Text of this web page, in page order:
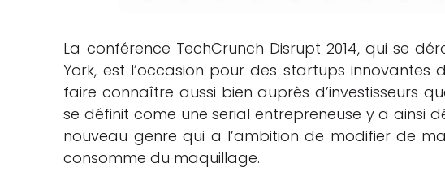
La conférence TechCrunch Disrupt 2014, qui se
York, est l’occasion pour des startups
faire connaître aussi bien auprès d’investisseurs
se définit come une serial entrepreneuse y a ainsi
nouveau genre qui a l’ambition de modifier de
consomme du maquillage.